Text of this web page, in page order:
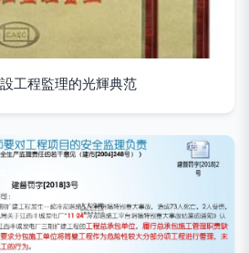
工程監理的光輝典范